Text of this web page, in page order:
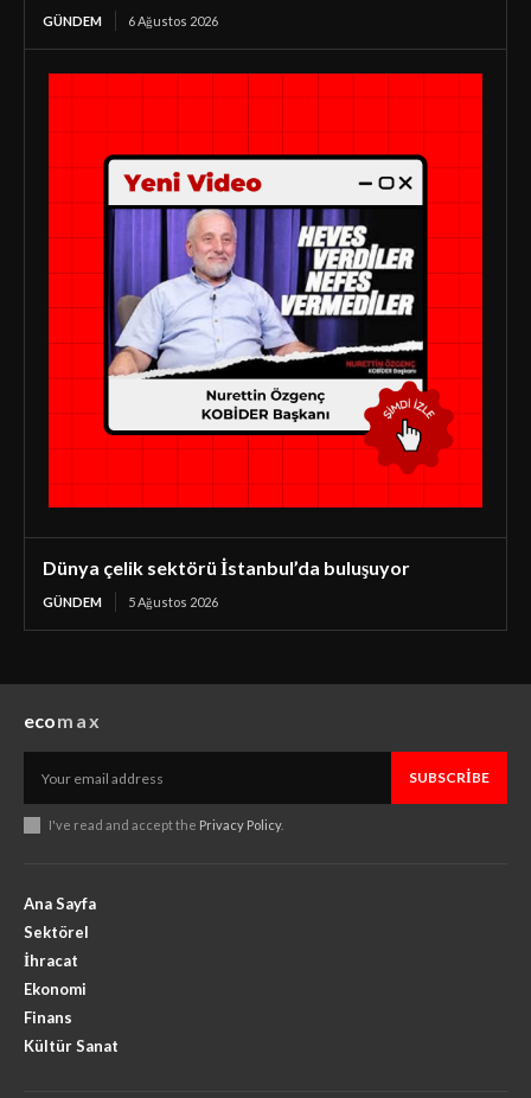
GÜNDEM 6 Ağustos 2026
Dünya çelik sektörü İstanbul’da buluşuyor
GÜNDEM 5 Ağustos 2026
ecomax
SUBSCRIBE
I've read and accept the Privacy Policy.
Ana Sayfa
Sektörel
İhracat
Ekonomi
Finans
Kültür Sanat